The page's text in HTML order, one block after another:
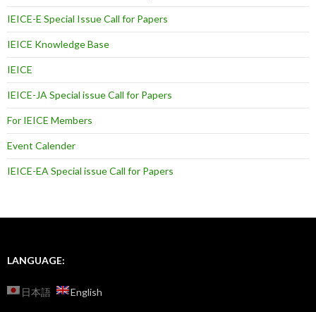
IEICE-E Special Issue Call for Papers
IEICE Knowledge Base
IEICE
IEICE-JA Special issue Call for Papers
For IEICE Members
Event Calender
IEICE-EA Special issue Call for Papers
LANGUAGE:
日本語 English